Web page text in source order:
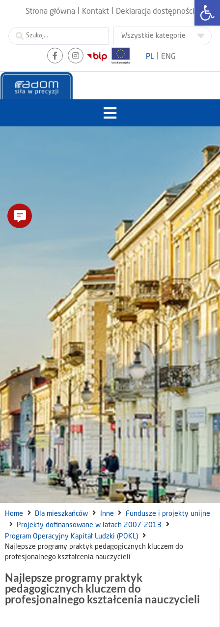
Strona główna Kontakt Deklaracja dostępności
PL ENG
Home Dla mieszkańców Inne
Fundusze i projekty unijne
Projekty dofinansowane w latach 2007-2013
Program Operacyjny Kapitał Ludzki (POKL)
Najlepsze programy praktyk pedagogicznych kluczem do
profesjonalnego kształcenia nauczycieli
Najlepsze programy praktyk
pedagogicznych kluczem do
profesjonalnego kształcenia nauczycieli